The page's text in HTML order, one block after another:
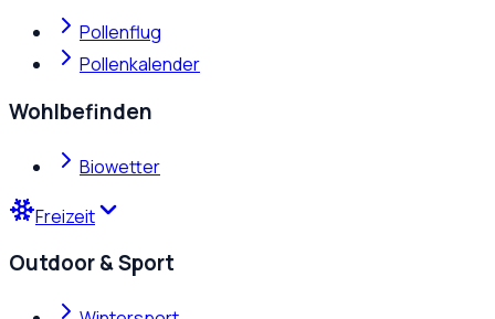
Pollenflug
Pollenkalender
Wohlbefinden
Biowetter
Freizeit
Outdoor & Sport